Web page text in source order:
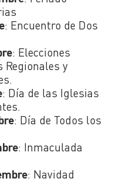
: Encuentro de Dos
: Elecciones
Regionales y
: Día de las Iglesias
: Día de Todos los
: Inmaculada
: Navidad